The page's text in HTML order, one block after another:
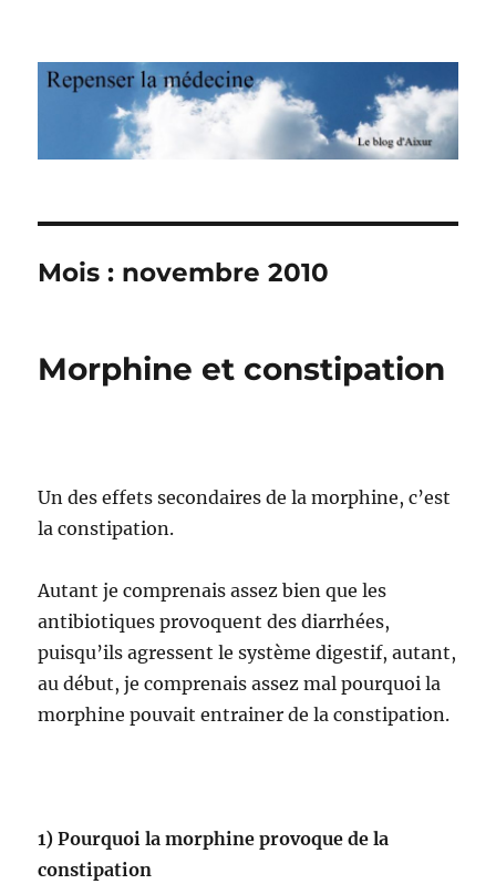
Repenser la médecine
Mois : novembre 2010
Morphine et constipation
Un des effets secondaires de la morphine, c’est
la constipation.
Autant je comprenais assez bien que les
antibiotiques provoquent des diarrhées,
puisqu’ils agressent le système digestif, autant,
au début, je comprenais assez mal pourquoi la
morphine pouvait entrainer de la constipation.
1) Pourquoi la morphine provoque de la
constipation